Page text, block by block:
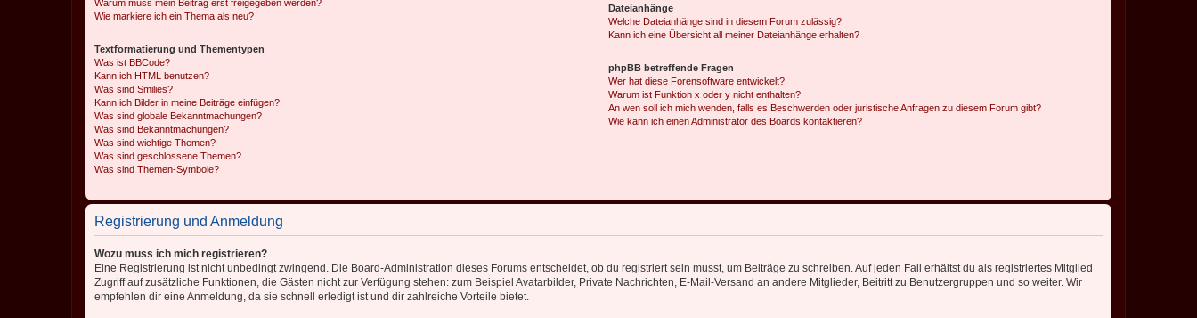
Warum muss mein Beitrag erst freigegeben werden?
Wie markiere ich ein Thema als neu?
Textformatierung und Thementypen
Was ist BBCode?
Kann ich HTML benutzen?
Was sind Smilies?
Kann ich Bilder in meine Beiträge einfügen?
Was sind globale Bekanntmachungen?
Was sind Bekanntmachungen?
Was sind wichtige Themen?
Was sind geschlossene Themen?
Was sind Themen-Symbole?
Dateianhänge
Welche Dateianhänge sind in diesem Forum zulässig?
Kann ich eine Übersicht all meiner Dateianhänge erhalten?
phpBB betreffende Fragen
Wer hat diese Forensoftware entwickelt?
Warum ist Funktion x oder y nicht enthalten?
An wen soll ich mich wenden, falls es Beschwerden oder juristische Anfragen zu diesem Forum gibt?
Wie kann ich einen Administrator des Boards kontaktieren?
Registrierung und Anmeldung
Wozu muss ich mich registrieren?
Eine Registrierung ist nicht unbedingt zwingend. Die Board-Administration dieses Forums entscheidet, ob du registriert sein musst, um Beiträge zu schreiben. Auf jeden Fall erhältst du als registriertes Mitglied
Zugriff auf zusätzliche Funktionen, die Gästen nicht zur Verfügung stehen: zum Beispiel Avatarbilder, Private Nachrichten, E-Mail-Versand an andere Mitglieder, Beitritt zu Benutzergruppen und so weiter. Wir
empfehlen dir eine Anmeldung, da sie schnell erledigt ist und dir zahlreiche Vorteile bietet.